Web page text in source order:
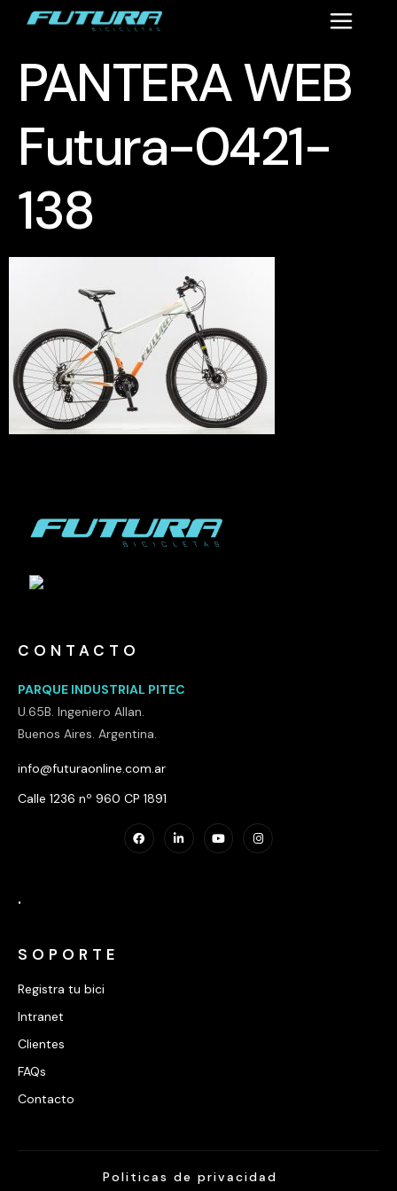
PANTERA WEB
Futura-0421-
138
CONTACTO
PARQUE INDUSTRIAL PITEC
U.65B. Ingeniero Allan.
Buenos Aires. Argentina.
info@futuraonline.com.ar
Calle 1236 nº 960 CP 1891
.
SOPORTE
Registra tu bici
Intranet
Clientes
FAQs
Contacto
Politicas de privacidad